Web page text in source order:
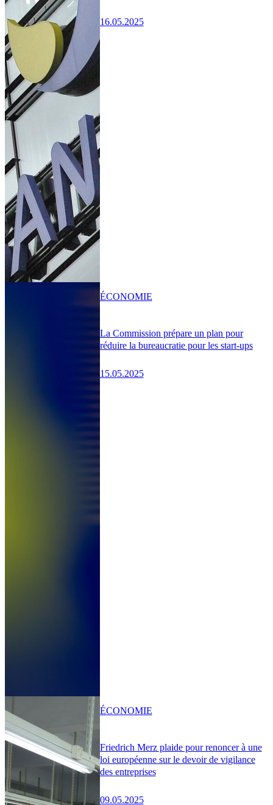
16.05.2025
La Commission prépare un plan pour
réduire la bureaucratie pour les start-ups
15.05.2025
ÉCONOMIE
Friedrich Merz plaide pour renoncer à une
loi européenne sur le devoir de vigilance
des entreprises
09.05.2025
ÉCONOMIE